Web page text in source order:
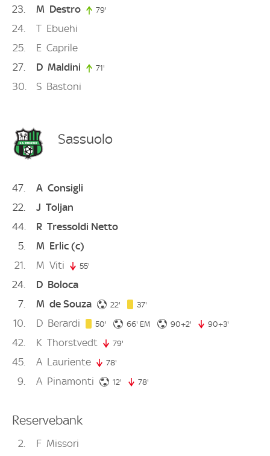
23 M Destro 79'
24 T Ebuehi
25
E Caprile
27
D Maldini 71'
30 S Bastoni
Sassuolo
47 A Consigli
22
J Toljan
44
R Tressoldi Netto
5
M Erlic (c)
21
M Viti 55'
24 D Boloca
7
M de Souza 22' 22. minute
37'
10 D Berardi 50' 50. minute
66' 66. minute
EM 90+2' 92. minute
90+3'
42 K Thorstvedt 79'
45 A Lauriente 78'
9 A Pinamonti 12' 12. minute
78'
Reservebank
2 F Missori